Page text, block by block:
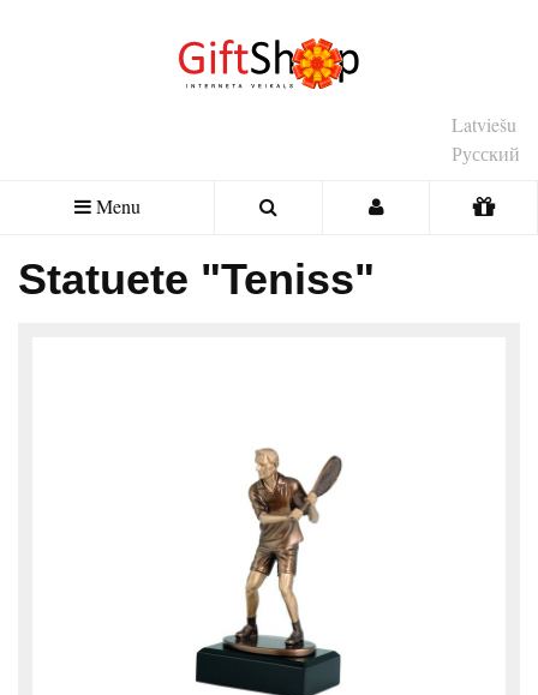
Latviešu
Русский
Menu
Statuete "Teniss"